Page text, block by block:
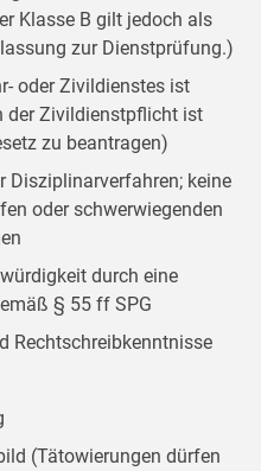
Klasse B gilt jedoch als
zur Dienstprüfung.)
oder Zivildienstes ist
der Zivildienstpflicht ist
zu beantragen)
Disziplinarverfahren; keine
oder schwerwiegenden
durch eine
§ 55 ff SPG
Rechtschreibkenntnisse
(Tätowierungen dürfen